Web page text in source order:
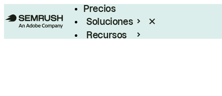
Precios
Soluciones
Recursos